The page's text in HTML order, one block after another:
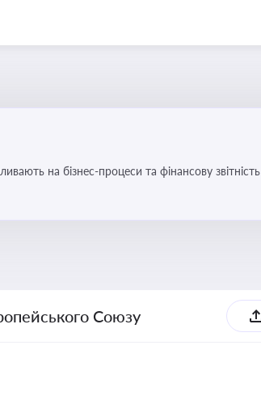
на бізнес-процеси та фінансову звітність
Союзу